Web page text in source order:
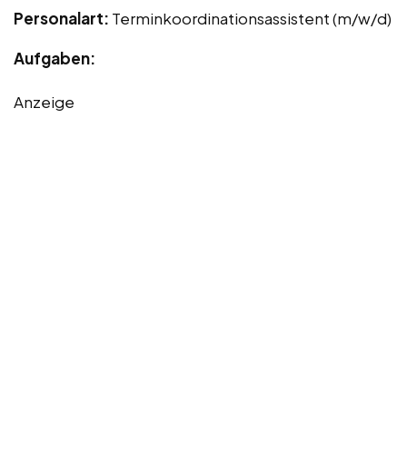
Personalart: Terminkoordinationsassistent (m/w/d)
Aufgaben:
Anzeige